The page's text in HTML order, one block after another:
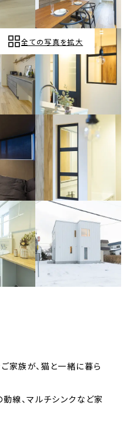
全ての写真を拡大
家族が、猫と一緒に暮ら
動線、マルチシンクなど家